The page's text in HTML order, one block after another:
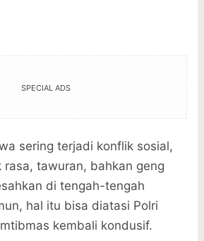
SPECIAL ADS
sering terjadi konflik sosial,
rasa, tawuran, bahkan geng
di tengah-tengah
hal itu bisa diatasi Polri
kembali kondusif.